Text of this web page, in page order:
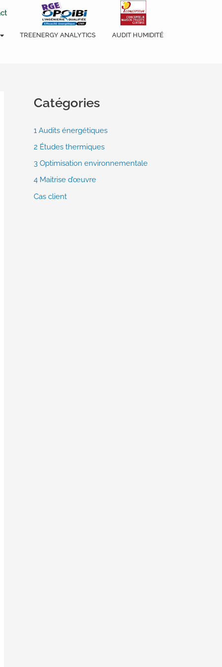
TREENERGY ANALYTICS AUDIT HUMIDITÉ
Catégories
1 Audits énergétiques
2 Études thermiques
3 Optimisation environnementale
4 Maitrise d’œuvre
Cas client